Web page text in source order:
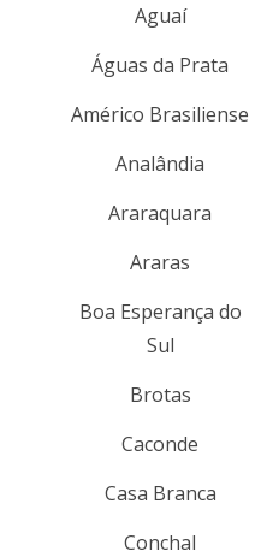
Aguaí
Águas da Prata
Américo Brasiliense
Analândia
Araraquara
Araras
Boa Esperança do
Sul
Brotas
Caconde
Casa Branca
Conchal